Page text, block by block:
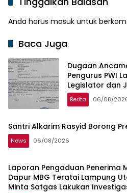
Anda harus masuk untuk
Baca Juga
Dugaan
Pengurus PWI
Legislator dan
Berita 06/08/
Santri Alkarim Rasyid Borong
News 06/08/2026
Laporan Pengaduan Penerima
Dapur MBG Teratai Lampung
Minta Satgas Lakukan